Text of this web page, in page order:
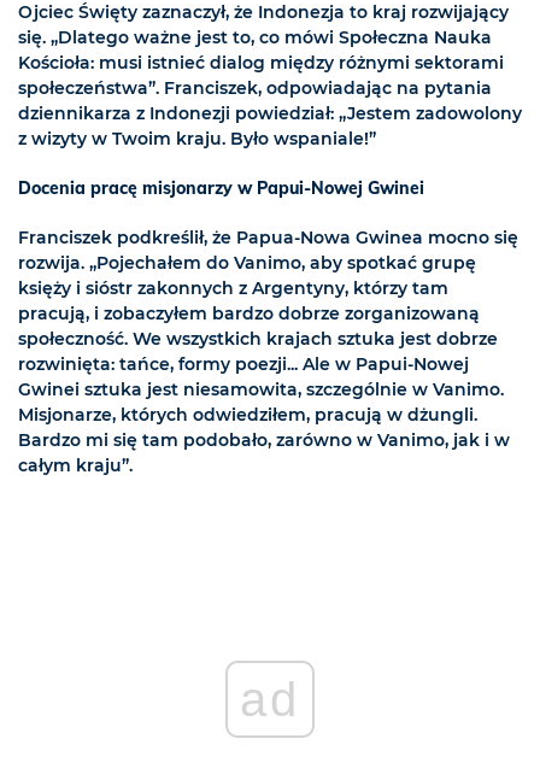
Ojciec Święty zaznaczył, że Indonezja to kraj rozwijający
się. „Dlatego ważne jest to, co mówi Społeczna Nauka
Kościoła: musi istnieć dialog między różnymi sektorami
społeczeństwa”. Franciszek, odpowiadając na pytania
dziennikarza z Indonezji powiedział: „Jestem zadowolony
z wizyty w Twoim kraju. Było wspaniale!”
Docenia pracę misjonarzy w Papui-Nowej Gwinei
Franciszek podkreślił, że Papua-Nowa Gwinea mocno się
rozwija. „Pojechałem do Vanimo, aby spotkać grupę
księży i sióstr zakonnych z Argentyny, którzy tam
pracują, i zobaczyłem bardzo dobrze zorganizowaną
społeczność. We wszystkich krajach sztuka jest dobrze
rozwinięta: tańce, formy poezji... Ale w Papui-Nowej
Gwinei sztuka jest niesamowita, szczególnie w Vanimo.
Misjonarze, których odwiedziłem, pracują w dżungli.
Bardzo mi się tam podobało, zarówno w Vanimo, jak i w
całym kraju”.
ad